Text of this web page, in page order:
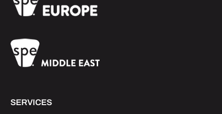
SERVICES